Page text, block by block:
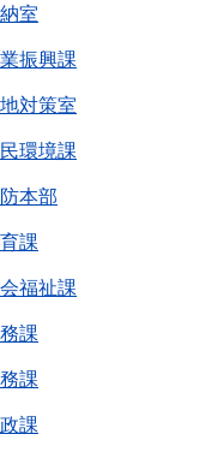
室
振興課
対策室
環境課
本部
課
福祉課
課
課
課